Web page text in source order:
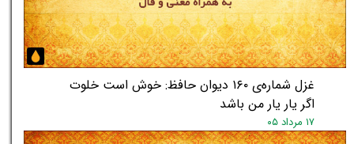
غزل شماره‌ی ۱۶۰ دیوان حافظ: خوش است خلوت
اگر یار یار من باشد
۱۷ مرداد ۰۵